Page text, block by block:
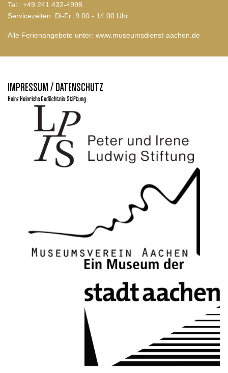
Tel.: +49 241 432-4998
Servicezeiten: Di-Fr: 9.00 - 14.00 Uhr
Alle Ferienangebote unter: www.museumsdienst-aachen.de
IMPRESSUM / DATENSCHUTZ
Heinz Heinrichs Gedächtnis-Stiftung